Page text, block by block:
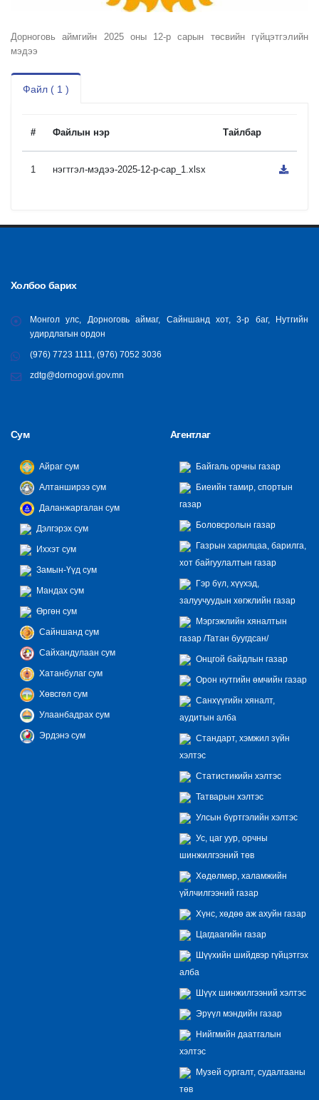
Дорноговь аймгийн 2025 оны 12-р сарын төсвийн гүйцэтгэлийн
мэдээ
Файл ( 1 )
# Файлын нэр Тайлбар
1 нэгтгэл-мэдээ-2025-12-р-сар_1.xlsx
Холбоо барих
Монгол улс, Дорноговь аймаг, Сайншанд хот, 3-р баг, Нутгийн
удирдлагын ордон
(976) 7723 1111, (976) 7052 3036
zdtg@dornogovi.gov.mn
Сум
Айраг сум
Алтанширээ сум
Даланжаргалан сум
Дэлгэрэх сум
Иххэт сум
Замын-Үүд сум
Мандах сум
Өргөн сум
Сайншанд сум
Сайхандулаан сум
Хатанбулаг сум
Хөвсгөл сум
Улаанбадрах сум
Эрдэнэ сум
Агентлаг
Байгаль орчны газар
Биеийн тамир, спортын
газар
Боловсролын газар
Газрын харилцаа, барилга,
хот байгуулалтын газар
Гэр бүл, хүүхэд,
залуучуудын хөгжлийн газар
Мэргэжлийн хяналтын
газар /Татан буугдсан/
Онцгой байдлын газар
Орон нутгийн өмчийн газар
Санхүүгийн хяналт,
аудитын алба
Стандарт, хэмжил зүйн
хэлтэс
Статистикийн хэлтэс
Татварын хэлтэс
Улсын бүртгэлийн хэлтэс
Ус, цаг уур, орчны
шинжилгээний төв
Хөдөлмөр, халамжийн
үйлчилгээний газар
Хүнс, хөдөө аж ахуйн газар
Цагдаагийн газар
Шүүхийн шийдвэр гүйцэтгэх
алба
Шүүх шинжилгээний хэлтэс
Эрүүл мэндийн газар
Нийгмийн даатгалын
хэлтэс
Музей сургалт, судалгааны
төв